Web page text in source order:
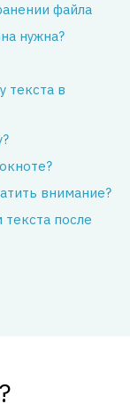
файла
нужна?
текста в
внимание?
после